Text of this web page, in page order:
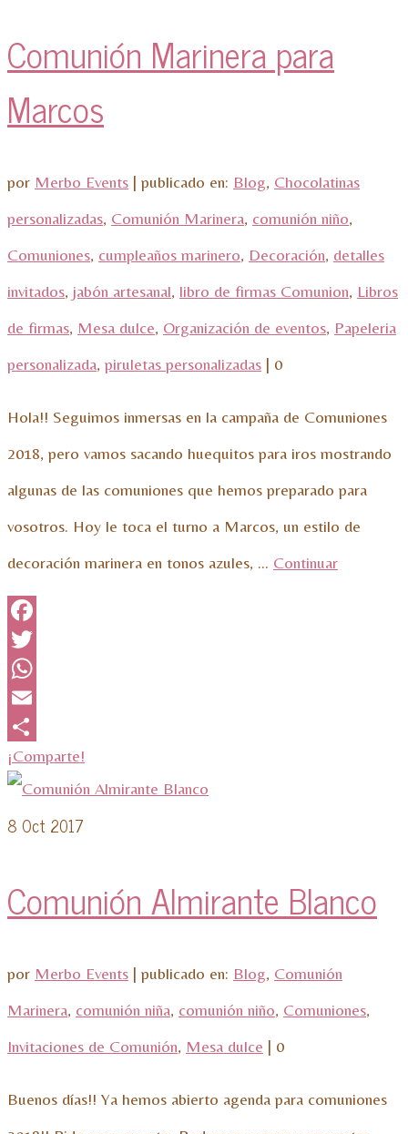
Comunión Marinera para
Marcos
por Merbo Events | publicado en: Blog, Chocolatinas
personalizadas, Comunión Marinera, comunión niño,
Comuniones, cumpleaños marinero, Decoración, detalles
invitados, jabón artesanal, libro de firmas Comunion, Libros
de firmas, Mesa dulce, Organización de eventos, Papeleria
personalizada, piruletas personalizadas | 0
Hola!! Seguimos inmersas en la campaña de Comuniones
2018, pero vamos sacando huequitos para iros mostrando
algunas de las comuniones que hemos preparado para
vosotros. Hoy le toca el turno a Marcos, un estilo de
decoración marinera en tonos azules, … Continuar
Facebook
Twitter
WhatsApp
Email
¡Comparte!
8 Oct 2017
Comunión Almirante Blanco
por Merbo Events | publicado en: Blog, Comunión
Marinera, comunión niña, comunión niño, Comuniones,
Invitaciones de Comunión, Mesa dulce | 0
Buenos días!! Ya hemos abierto agenda para comuniones